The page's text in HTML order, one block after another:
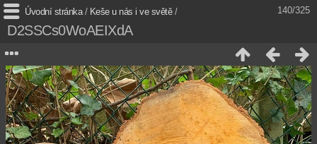
140/325
Úvodní stránka/ Keše u nás i ve světě/
D2SSCs0WoAEIXdA